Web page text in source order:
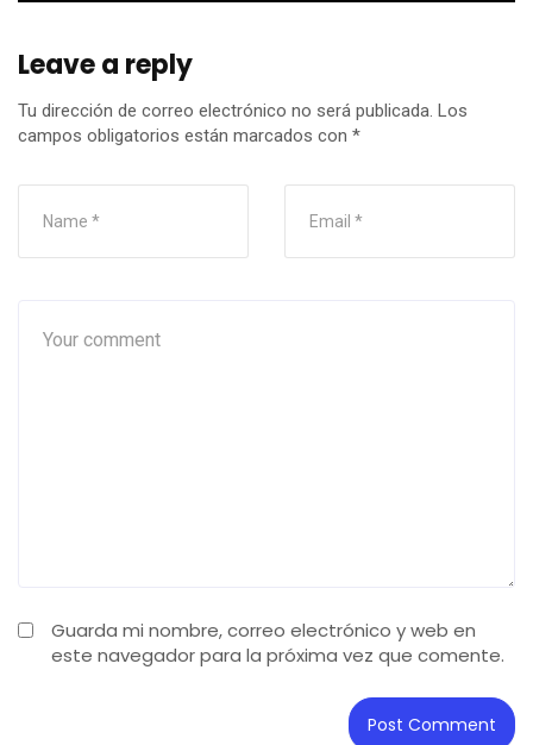
Leave a reply
Tu dirección de correo electrónico no será publicada. Los
campos obligatorios están marcados con *
Guarda mi nombre, correo electrónico y web en
este navegador para la próxima vez que comente.